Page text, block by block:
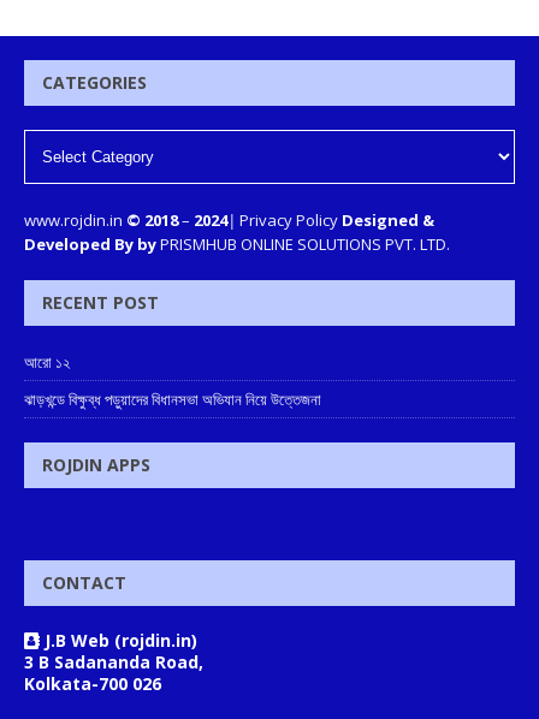
CATEGORIES
www.rojdin.in © 2018– 2024| Privacy Policy Designed &
Developed By byPRISMHUB ONLINE SOLUTIONS PVT. LTD.
RECENT POST
আরো ১২
ঝাড়খন্ডে বিক্ষুব্ধ পড়ুয়াদের বিধানসভা অভিযান নিয়ে উত্তেজনা
ROJDIN APPS
CONTACT
J.B Web (rojdin.in)
3 B Sadananda Road,
Kolkata-700 026